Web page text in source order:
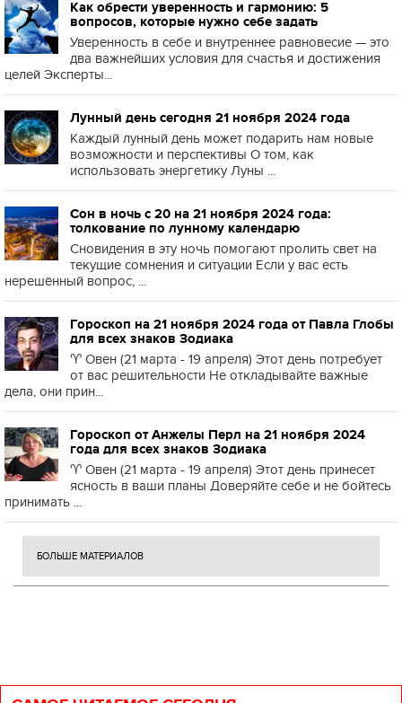
Как обрести уверенность и гармонию: 5
вопросов, которые нужно себе задать
Уверенность в себе и внутреннее равновесие — это
два важнейших условия для счастья и достижения
целей Эксперты...
Лунный день сегодня 21 ноября 2024 года
Каждый лунный день может подарить нам новые
возможности и перспективы О том, как
использовать энергетику Луны ...
Сон в ночь с 20 на 21 ноября 2024 года:
толкование по лунному календарю
Сновидения в эту ночь помогают пролить свет на
текущие сомнения и ситуации Если у вас есть
нерешённый вопрос, ...
Гороскоп на 21 ноября 2024 года от Павла Глобы
для всех знаков Зодиака
♈️ Овен (21 марта - 19 апреля) Этот день потребует
от вас решительности Не откладывайте важные
дела, они прин...
Гороскоп от Анжелы Перл на 21 ноября 2024
года для всех знаков Зодиака
♈️ Овен (21 марта - 19 апреля) Этот день принесет
ясность в ваши планы Доверяйте себе и не бойтесь
принимать ...
БОЛЬШЕ МАТЕРИАЛОВ